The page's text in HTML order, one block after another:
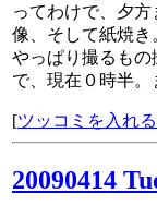
ってわけで、夕
像、そして紙焼
やっぱり撮るも
で、現在０時半
[ツッコミを入れる
20090414